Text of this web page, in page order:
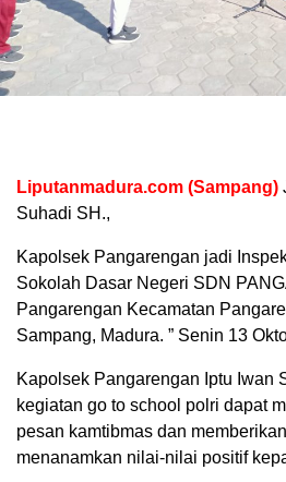
Liputanmadura.com (Sampang)
Suhadi SH.,
Kapolsek Pangarengan jadi
Sokolah Dasar Negeri SDN
Pangarengan Kecamatan
Sampang, Madura. ” Senin 13
Kapolsek Pangarengan Iptu Iwan
kegiatan go to school polri dapat
pesan kamtibmas dan
menanamkan nilai-nilai positif